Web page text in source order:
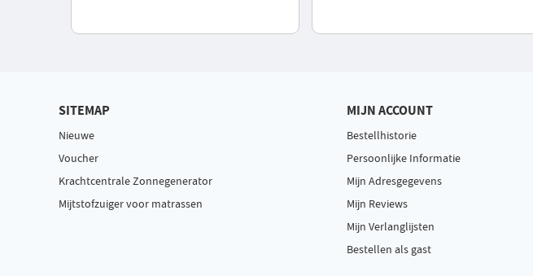
SITEMAP
Nieuwe
Voucher
Krachtcentrale Zonnegenerator
Mijtstofzuiger voor matrassen
MIJN ACCOUNT
Bestellhistorie
Persoonlijke Informatie
Mijn Adresgegevens
Mijn Reviews
Mijn Verlanglijsten
Bestellen als gast